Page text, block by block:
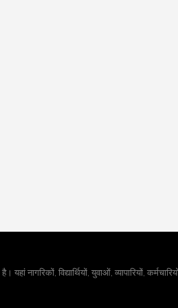
नागरिकों, विद्यार्थियों, युवाओं, व्यापारियों,